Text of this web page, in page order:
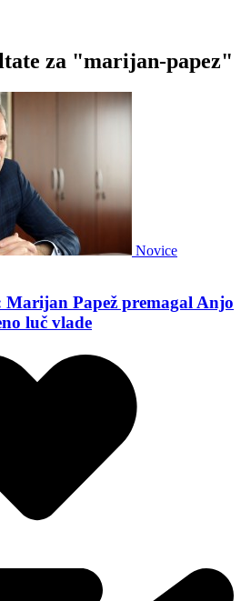
za "marijan-papez"
Novice
Papež premagal Anjo
luč vlade